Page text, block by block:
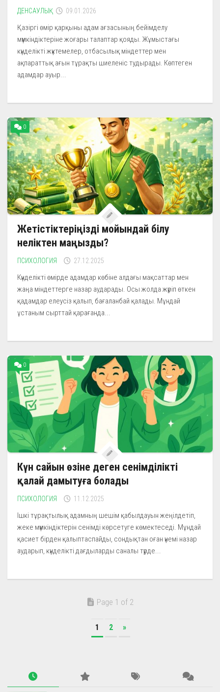
ДЕНСАУЛЫҚ 09.01.2026
Қазіргі өмір қарқыны адам ағзасының бейімделу
мүмкіндіктеріне жоғары талаптар қояды. Жұмыстағы
күнделікті жүктемелер, отбасылық міндеттер мен
ақпараттық ағын тұрақты шиеленіс тудырады. Көптеген
адамдар ауыр...
0
Жетістіктеріңізді мойындай білу
неліктен маңызды?
ПСИХОЛОГИЯ 27.12.2025
Күнделікті өмірде адамдар көбіне алдағы мақсаттар мен
жаңа міндеттерге назар аударады. Осы жолда жүріп өткен
қадамдар елеусіз қалып, бағаланбай қалады. Мұндай
ұстаным сырттай қарағанда...
0
Күн сайын өзіне деген сенімділікті
қалай дамытуға болады
ПСИХОЛОГИЯ 11.12.2025
Ішкі тұрақтылық адамның шешім қабылдауын жеңілдетіп,
жеке мүмкіндіктерін сенімді көрсетуге көмектеседі. Мұндай
қасиет бірден қалыптаспайды, сондықтан оған үнемі назар
аударып, күнделікті дағдыларды саналы түрде...
Page 1 of 2
1 2 »